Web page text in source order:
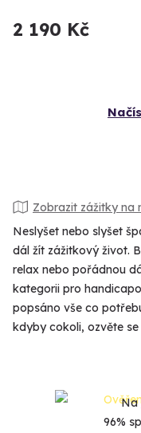
2 190 Kč
Zobrazit zážitky na
Neslyšet nebo slyšet
dál žít zážitkový život.
relax nebo pořádnou
kategorii pro
popsáno vše co
kdyby cokoli, ozvěte se
Na
96%